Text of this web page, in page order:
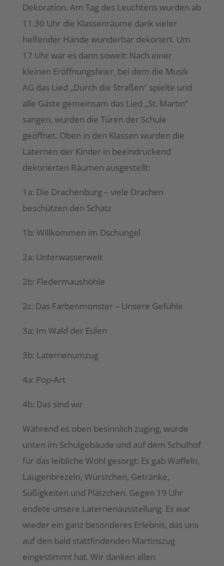
Dekoration. Am Tag des Leuchtens wurden ab
11.30 Uhr die Klassenräume dank vieler
helfender Hände wunderbar dekoriert. Um
17 Uhr war es dann soweit: Nach einer
kleinen Eröffnungsfeier, bei dem die Musik
AG das Lied „Durch die Straßen“ spielte und
alle Gäste gemeinsam das Lied „St. Martin“
sangen, wurden die Türen der Schule
geöffnet. Oben in den Klassen wurden die
Laternen der Kinder in beeindruckend
dekorierten Räumen ausgestellt:
1a: Die Drachenburg – viele Drachen
beschützen den Schatz
1b: Willkommen im Dschungel
2a: Unterwasserwelt
2b: Fledermaushöhle
2c: Das Farbenmonster – Unsere Gefühle
3a: Im Wald der Eulen
3b: Laternenumzug
4a: Pop-Art
4b: Das sind wir
Während es oben besinnlich zuging, wurde
unten im Schulgebäude und auf dem Schulhof
für das leibliche Wohl gesorgt: Es gab Waffeln,
Laugenbrezeln, Würstchen, Getränke,
Süßigkeiten und Plätzchen. Gegen 19 Uhr
endete unsere Laternenausstellung. Es war
wieder ein ganz besonderes Erlebnis, das uns
auf den bald stattfindenden Martinszug
eingestimmt hat. Wir danken allen